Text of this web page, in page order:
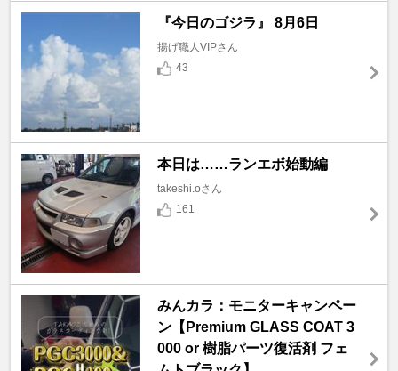
『今日のゴジラ』 8月6日
揚げ職人VIPさん
43
本日は……ランエボ始動編
takeshi.oさん
161
みんカラ：モニターキャンペー
ン【Premium GLASS COAT 3
000 or 樹脂パーツ復活剤 フェ